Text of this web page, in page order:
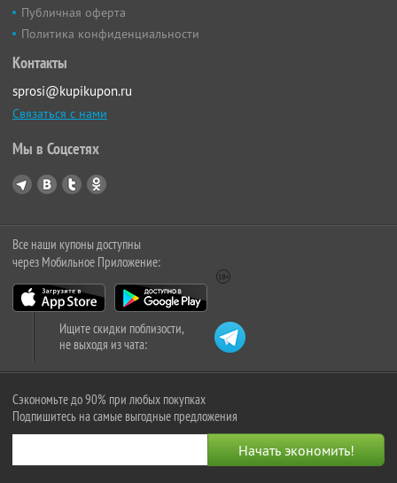
Публичная оферта
Политика конфиденциальности
Контакты
sprosi@kupikupon.ru
Связаться с нами
Мы в Соцсетях
Все наши купоны доступны
через Мобильное Приложение:
Ищите скидки поблизости,
не выходя из чата:
Сэкономьте до 90% при любых покупках
Подпишитесь на самые выгодные предложения